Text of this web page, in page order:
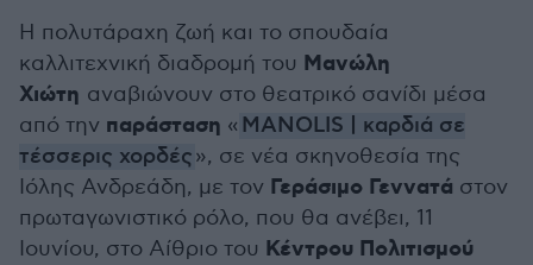
Η πολυτάραχη ζωή και το σπουδαία
καλλιτεχνική διαδρομή του Μανώλη
Χιώτη αναβιώνουν στο θεατρικό σανίδι μέσα
από την παράσταση « MANOLIS | καρδιά σε
τέσσερις χορδές», σε νέα σκηνοθεσία της
Ιόλης Ανδρεάδη, με τον Γεράσιμο Γεννατά στον
πρωταγωνιστικό ρόλο, που θα ανέβει, 11
Ιουνίου, στο Αίθριο του Κέντρου Πολιτισμού